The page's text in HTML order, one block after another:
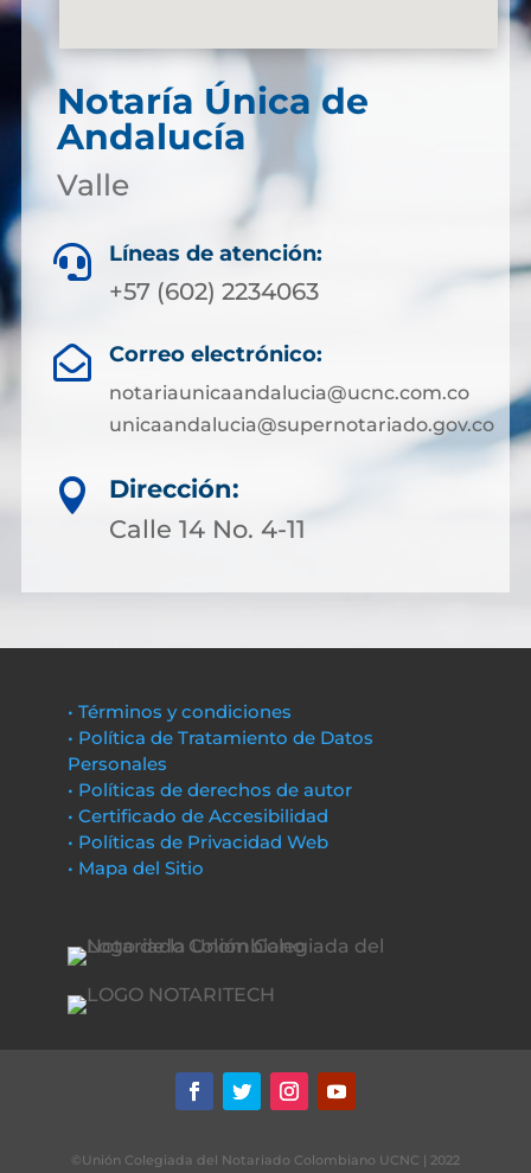
Notaría Única de
Andalucía
Valle
 Líneas de atención:
+57 (602) 2234063
 Correo electrónico:
notariaunicaandalucia@ucnc.com.co
unicaandalucia@supernotariado.gov.co

Dirección:
Calle 14 No. 4-11
• Términos y condiciones
• Política de Tratamiento de Datos
Personales
• Políticas de derechos de autor
• Certificado de Accesibilidad
• Políticas de Privacidad Web
• Mapa del Sitio
©Unión Colegiada del Notariado Colombiano UCNC | 2022